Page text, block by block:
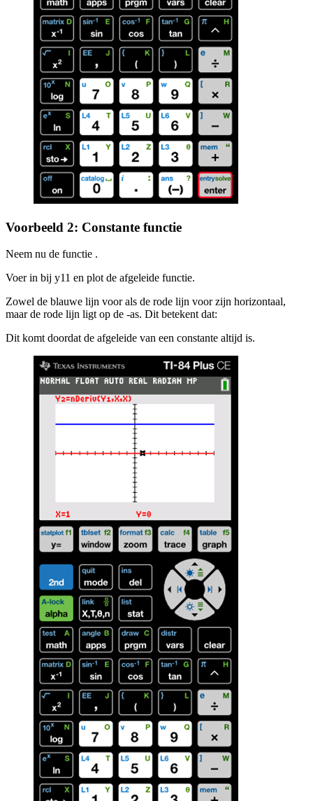
Voorbeeld 2: Constante functie
Neem nu de functie .
Voerin bij y11 en plot de afgeleide functie.
Zowel de blauwe lijn voorals de rode lijn voorzijn horizontaal,
maar de rode lijn ligt op de -as. Dit betekent dat:
Dit komt doordat de afgeleide van een constante altijd is.